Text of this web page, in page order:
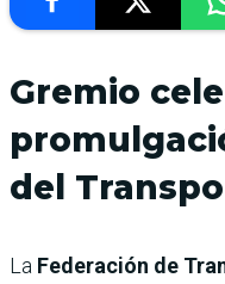
Gremio
del
La Federación de